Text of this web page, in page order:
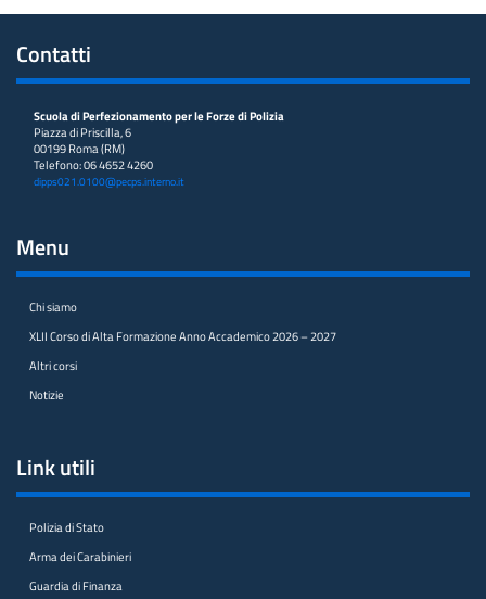
Contatti
Scuola di Perfezionamento per le Forze di Polizia
Piazza di Priscilla, 6
00199 Roma (RM)
Telefono: 06 4652 4260
dipps021.0100@pecps.interno.it
Menu
Chi siamo
XLII Corso di Alta Formazione Anno Accademico 2026 – 2027
Altri corsi
Notizie
Link utili
Polizia di Stato
Arma dei Carabinieri
Guardia di Finanza